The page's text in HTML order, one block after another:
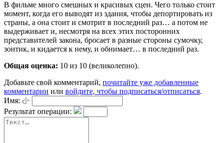
В фильме много смешных и красивых сцен. Чего только стоит
момент, когда его выводят из здания, чтобы депортировать из
страны, а она стоит и смотрит в последний раз… а потом не
выдерживает и, несмотря на всех этих посторонних
представителей закона, бросает в разные стороны сумочку,
зонтик, и кидается к нему, и обнимает… в последний раз.
Общая оценка: 10 из 10 (великолепно).
Добавьте свой комментарий, почитайте уже добавленные
комментарии или войдите, чтобы подписаться/отписаться.
Имя:
Результат операции: